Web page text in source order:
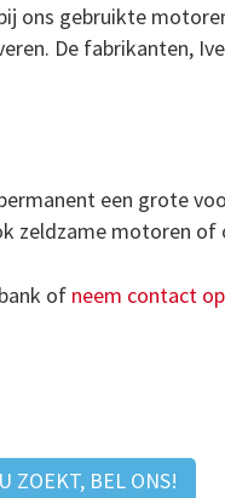
ons gebruikte
De fabrikanten,
een grote
motoren of
of neem contact
ZOEKT, BEL ONS!